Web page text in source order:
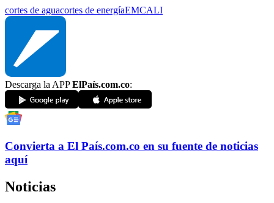
cortes de aguacortes de energíaEMCALI
Descarga la APPElPaís.com.co:
Convierta a El País.com.co en su fuente de noticias
aquí
Noticias